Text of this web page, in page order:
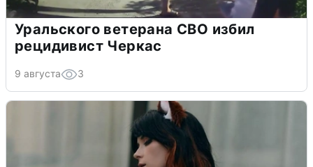
Уральского ветерана СВО избил
рецидивист Черкас
9 августа 3